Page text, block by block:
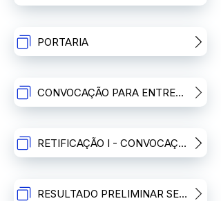
PORTARIA
CONVOCAÇÃO PARA ENTREVISTA
RETIFICAÇÃO I - CONVOCAÇÃO PARA ENTREVISTA
RESULTADO PRELIMINAR SEGUNDA ETAPA